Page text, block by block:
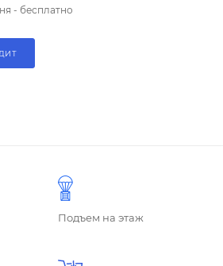
- бесплатно
Подъем на этаж